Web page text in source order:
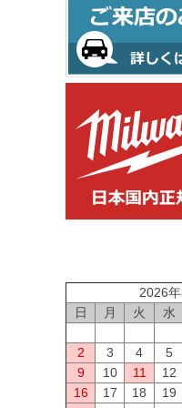
2026年
日
月 火 水
2
3 4 5
9
10 11 12
16
17 18 19